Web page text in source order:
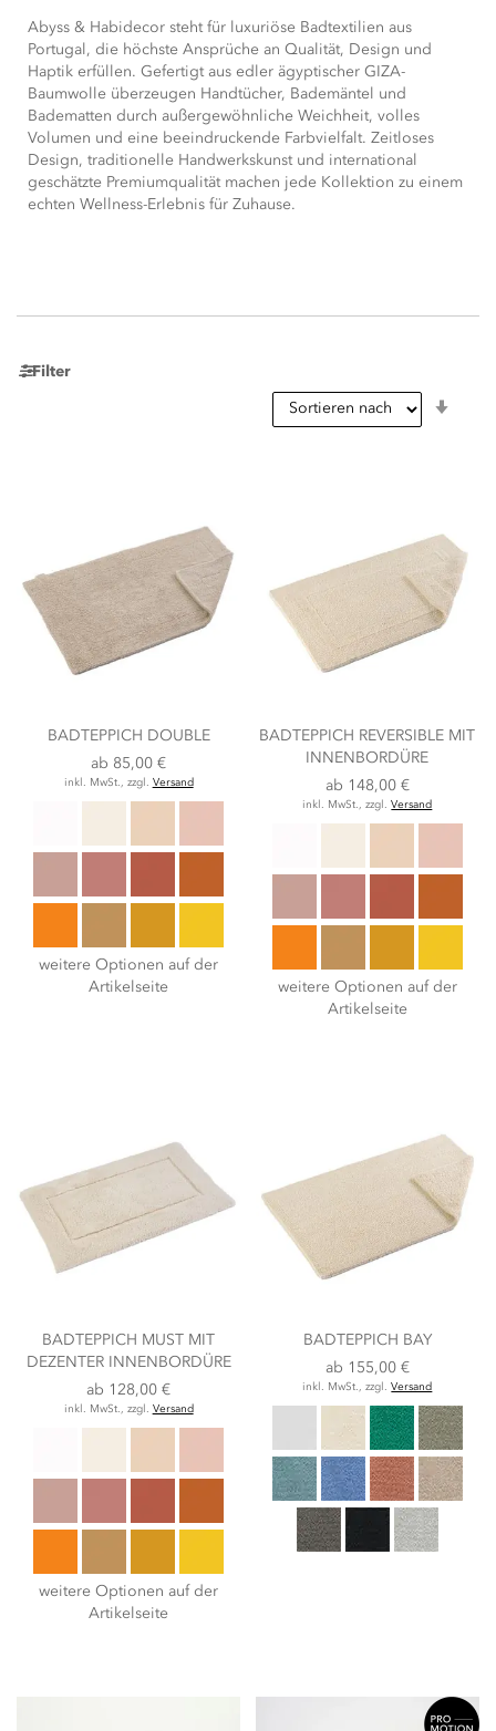
Abyss & Habidecor steht für luxuriöse Badtextilien aus
Portugal, die höchste Ansprüche an Qualität, Design und
Haptik erfüllen. Gefertigt aus edler ägyptischer GIZA-
Baumwolle überzeugen Handtücher, Bademäntel und
Badematten durch außergewöhnliche Weichheit, volles
Volumen und eine beeindruckende Farbvielfalt. Zeitloses
Design, traditionelle Handwerkskunst und international
geschätzte Premiumqualität machen jede Kollektion zu einem
echten Wellness-Erlebnis für Zuhause.
Filter
BADTEPPICH DOUBLE
ab 85,00 €
inkl. MwSt., zzgl. Versand
weitere Optionen auf der
Artikelseite
BADTEPPICH REVERSIBLE MIT
INNENBORDÜRE
ab 148,00 €
inkl. MwSt., zzgl.Versand
weitere Optionen auf der
Artikelseite
BADTEPPICH MUST MIT
DEZENTER INNENBORDÜRE
ab 128,00 €
inkl. MwSt., zzgl. Versand
weitere Optionen auf der
Artikelseite
BADTEPPICH BAY
ab 155,00 €
inkl. MwSt., zzgl.Versand